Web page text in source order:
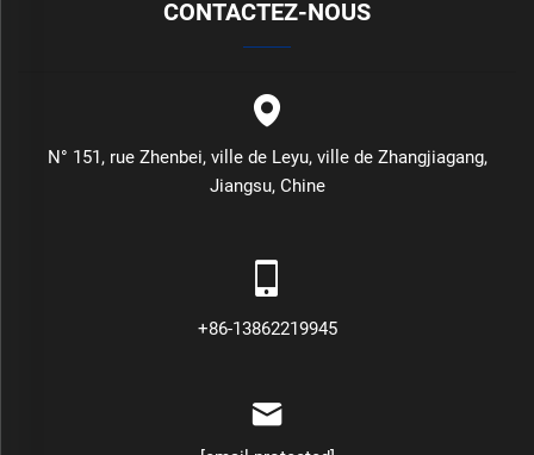
CONTACTEZ-NOUS
N° 151, rue Zhenbei, ville de Leyu, ville de Zhangjiagang,
Jiangsu, Chine
+86-13862219945